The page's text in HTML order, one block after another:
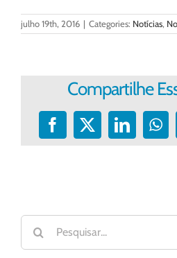
julho 19th, 2016 | Categories: Notícias,
Compartilhe
Facebook
X LinkedIn
Buscar
resultados
para: